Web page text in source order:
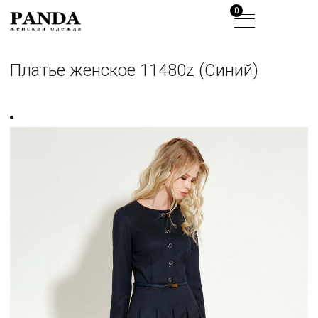
0
Платье женское 11480z (Синий)